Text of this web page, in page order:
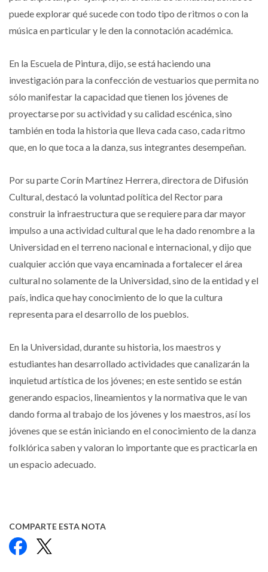
puede explorar qué sucede con todo tipo de ritmos o con la
música en particular y le den la connotación académica.
En la Escuela de Pintura, dijo, se está haciendo una
investigación para la confección de vestuarios que permita no
sólo manifestar la capacidad que tienen los jóvenes de
proyectarse por su actividad y su calidad escénica, sino
también en toda la historia que lleva cada caso, cada ritmo
que, en lo que toca a la danza, sus integrantes desempeñan.
Por su parte Corín Martínez Herrera, directora de Difusión
Cultural, destacó la voluntad política del Rector para
construir la infraestructura que se requiere para dar mayor
impulso a una actividad cultural que le ha dado renombre a la
Universidad en el terreno nacional e internacional, y dijo que
cualquier acción que vaya encaminada a fortalecer el área
cultural no solamente de la Universidad, sino de la entidad y el
país, indica que hay conocimiento de lo que la cultura
representa para el desarrollo de los pueblos.
En la Universidad, durante su historia, los maestros y
estudiantes han desarrollado actividades que canalizarán la
inquietud artística de los jóvenes; en este sentido se están
generando espacios, lineamientos y la normativa que le van
dando forma al trabajo de los jóvenes y los maestros, así los
jóvenes que se están iniciando en el conocimiento de la danza
folklórica saben y valoran lo importante que es practicarla en
un espacio adecuado.
COMPARTE ESTA NOTA
Facebook